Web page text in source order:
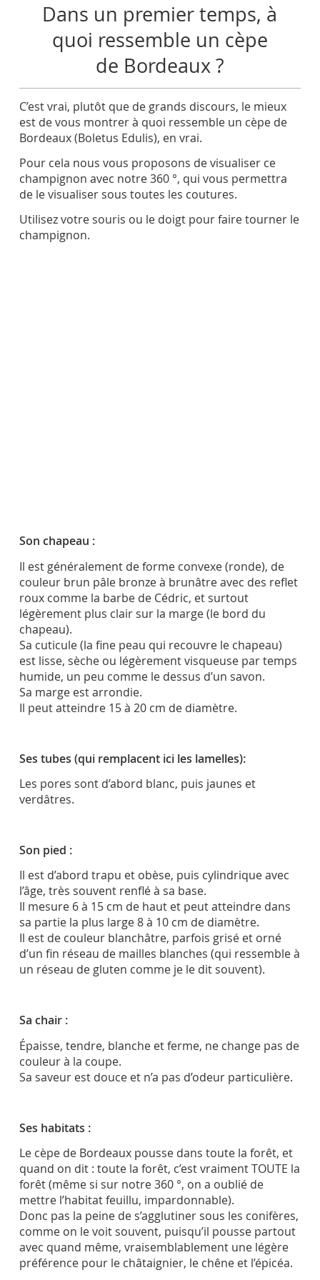
Dans un premier temps, à
quoi ressemble un cèpe
de Bordeaux ?
C’est vrai, plutôt que de grands discours, le mieux
est de vous montrer à quoi ressemble un cèpe de
Bordeaux (Boletus Edulis), en vrai.
Pour cela nous vous proposons de visualiser ce
champignon avec notre 360 °, qui vous permettra
de le visualiser sous toutes les coutures.
Utilisez votre souris ou le doigt pour faire tourner le
champignon.
Son chapeau :
Il est généralement de forme convexe (ronde), de
couleur brun pâle bronze à brunâtre avec des reflet
roux comme la barbe de Cédric, et surtout
légèrement plus clair sur la marge (le bord du
chapeau).
Sa cuticule (la fine peau qui recouvre le chapeau)
est lisse, sèche ou légèrement visqueuse par temps
humide, un peu comme le dessus d’un savon.
Sa marge est arrondie.
Il peut atteindre 15 à 20 cm de diamètre.
Ses tubes (qui remplacent ici les lamelles):
Les pores sont d’abord blanc, puis jaunes et
verdâtres.
Son pied :
Il est d’abord trapu et obèse, puis cylindrique avec
l’âge, très souvent renflé à sa base.
Il mesure 6 à 15 cm de haut et peut atteindre dans
sa partie la plus large 8 à 10 cm de diamètre.
Il est de couleur blanchâtre, parfois grisé et orné
d’un fin réseau de mailles blanches (qui ressemble à
un réseau de gluten comme je le dit souvent).
Sa chair :
Épaisse, tendre, blanche et ferme, ne change pas de
couleur à la coupe.
Sa saveur est douce et n’a pas d’odeur particulière.
Ses habitats :
Le cèpe de Bordeaux pousse dans toute la forêt, et
quand on dit : toute la forêt, c’est vraiment TOUTE la
forêt (même si sur notre 360 °, on a oublié de
mettre l’habitat feuillu, impardonnable).
Donc pas la peine de s’agglutiner sous les conifères,
comme on le voit souvent, puisqu’il pousse partout
avec quand même, vraisemblablement une légère
préférence pour le châtaignier, le chêne et l’épicéa.